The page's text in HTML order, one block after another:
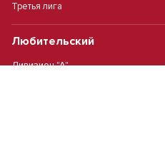
Третья лига
Любительский
Дивизион "А"